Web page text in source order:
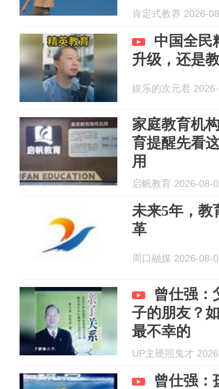
肯定式教养 2026-
中国全民
升级，还是
娱乐的次元君
家庭教育机
育提醒先看
用
启帆教育 2026-08-
未来5年，教
革
周口融媒 2026-08-
曾仕强：
子的朋友？
最不幸的
UP主硬照鬼才
曾仕强：